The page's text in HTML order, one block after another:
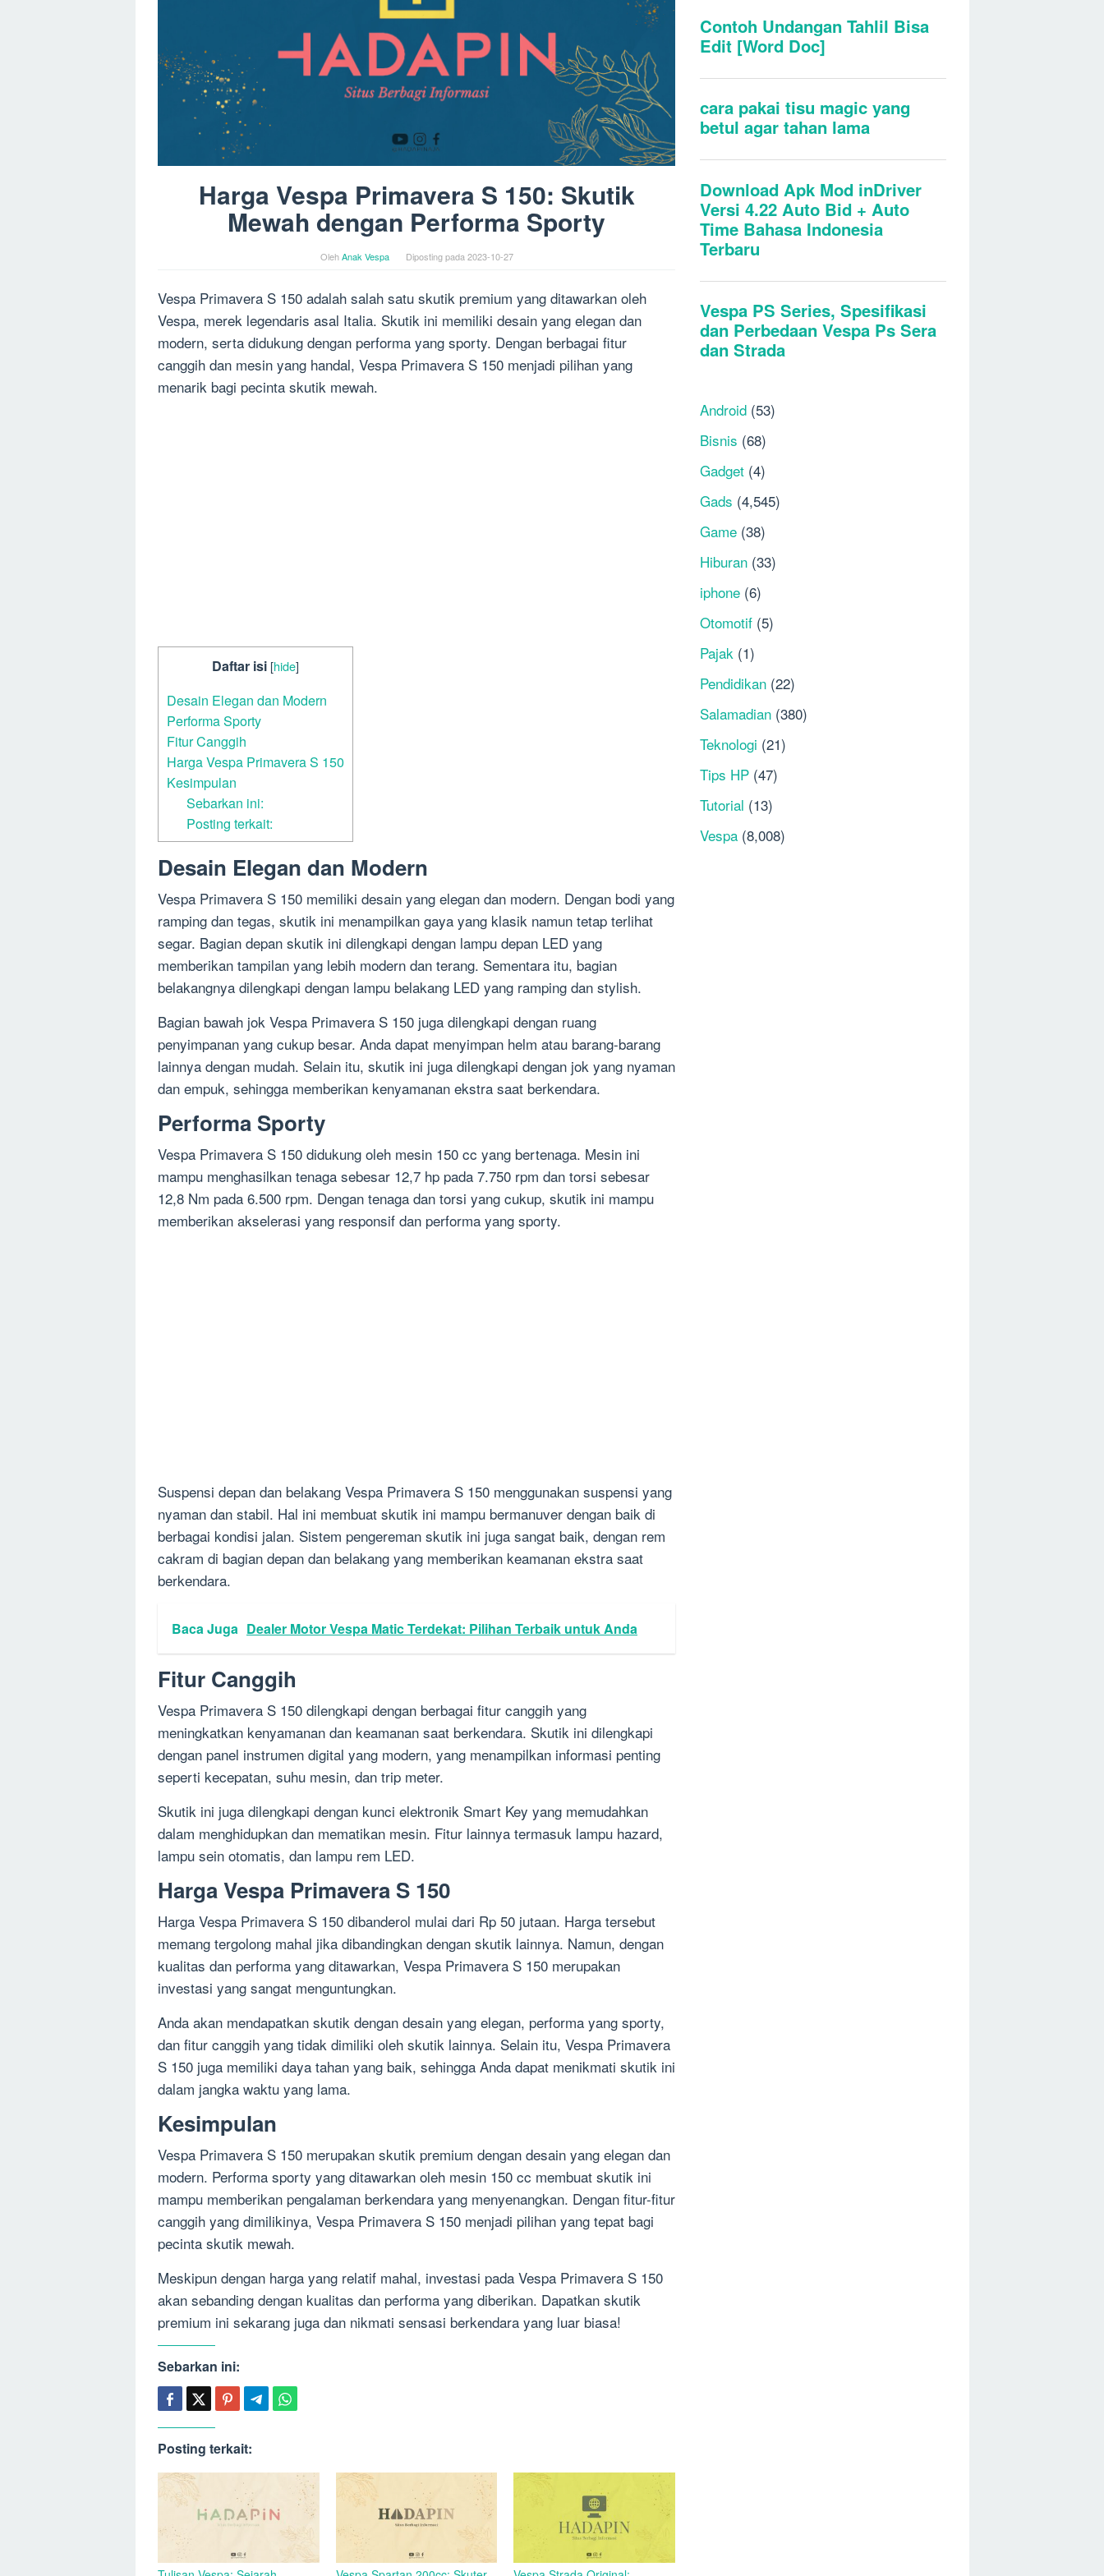
Harga Vespa Primavera S 150: Skutik
Mewah dengan Performa Sporty
OlehAnak Vespa Diposting pada2023-10-27
Vespa Primavera S 150 adalah salah satu skutik premium yang ditawarkan oleh
Vespa, merek legendaris asal Italia. Skutik ini memiliki desain yang elegan dan
modern, serta didukung dengan performa yang sporty. Dengan berbagai fitur
canggih dan mesin yang handal, Vespa Primavera S 150 menjadi pilihan yang
menarik bagi pecinta skutik mewah.
Daftar isi [hide]
Desain Elegan dan Modern
Performa Sporty
Fitur Canggih
Harga Vespa Primavera S 150
Kesimpulan
Sebarkan ini:
Posting terkait:
Desain Elegan dan Modern
Vespa Primavera S 150 memiliki desain yang elegan dan modern. Dengan bodi yang
ramping dan tegas, skutik ini menampilkan gaya yang klasik namun tetap terlihat
segar. Bagian depan skutik ini dilengkapi dengan lampu depan LED yang
memberikan tampilan yang lebih modern dan terang. Sementara itu, bagian
belakangnya dilengkapi dengan lampu belakang LED yang ramping dan stylish.
Bagian bawah jok Vespa Primavera S 150 juga dilengkapi dengan ruang
penyimpanan yang cukup besar. Anda dapat menyimpan helm atau barang-barang
lainnya dengan mudah. Selain itu, skutik ini juga dilengkapi dengan jok yang nyaman
dan empuk, sehingga memberikan kenyamanan ekstra saat berkendara.
Performa Sporty
Vespa Primavera S 150 didukung oleh mesin 150 cc yang bertenaga. Mesin ini
mampu menghasilkan tenaga sebesar 12,7 hp pada 7.750 rpm dan torsi sebesar
12,8 Nm pada 6.500 rpm. Dengan tenaga dan torsi yang cukup, skutik ini mampu
memberikan akselerasi yang responsif dan performa yang sporty.
Suspensi depan dan belakang Vespa Primavera S 150 menggunakan suspensi yang
nyaman dan stabil. Hal ini membuat skutik ini mampu bermanuver dengan baik di
berbagai kondisi jalan. Sistem pengereman skutik ini juga sangat baik, dengan rem
cakram di bagian depan dan belakang yang memberikan keamanan ekstra saat
berkendara.
Baca Juga Dealer Motor Vespa Matic Terdekat: Pilihan Terbaik untuk Anda
Fitur Canggih
Vespa Primavera S 150 dilengkapi dengan berbagai fitur canggih yang
meningkatkan kenyamanan dan keamanan saat berkendara. Skutik ini dilengkapi
dengan panel instrumen digital yang modern, yang menampilkan informasi penting
seperti kecepatan, suhu mesin, dan trip meter.
Skutik ini juga dilengkapi dengan kunci elektronik Smart Key yang memudahkan
dalam menghidupkan dan mematikan mesin. Fitur lainnya termasuk lampu hazard,
lampu sein otomatis, dan lampu rem LED.
Harga Vespa Primavera S 150
Harga Vespa Primavera S 150 dibanderol mulai dari Rp 50 jutaan. Harga tersebut
memang tergolong mahal jika dibandingkan dengan skutik lainnya. Namun, dengan
kualitas dan performa yang ditawarkan, Vespa Primavera S 150 merupakan
investasi yang sangat menguntungkan.
Anda akan mendapatkan skutik dengan desain yang elegan, performa yang sporty,
dan fitur canggih yang tidak dimiliki oleh skutik lainnya. Selain itu, Vespa Primavera
S 150 juga memiliki daya tahan yang baik, sehingga Anda dapat menikmati skutik ini
dalam jangka waktu yang lama.
Kesimpulan
Vespa Primavera S 150 merupakan skutik premium dengan desain yang elegan dan
modern. Performa sporty yang ditawarkan oleh mesin 150 cc membuat skutik ini
mampu memberikan pengalaman berkendara yang menyenangkan. Dengan fitur-fitur
canggih yang dimilikinya, Vespa Primavera S 150 menjadi pilihan yang tepat bagi
pecinta skutik mewah.
Meskipun dengan harga yang relatif mahal, investasi pada Vespa Primavera S 150
akan sebanding dengan kualitas dan performa yang diberikan. Dapatkan skutik
premium ini sekarang juga dan nikmati sensasi berkendara yang luar biasa!
Sebarkan ini:
Posting terkait:
Android (53)
Bisnis (68)
Gadget (4)
Gads (4,545)
Game (38)
Hiburan (33)
iphone (6)
Otomotif (5)
Pajak (1)
Pendidikan (22)
Salamadian (380)
Teknologi (21)
Tips HP (47)
Tutorial (13)
Vespa (8,008)